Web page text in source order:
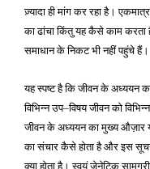
ज़्यादा ही मांग कर रहा है।
का ढांचा किंतु यह कैसे काम करता
समाधान के निकट भी नहीं पहुंचे हैं।
यह स्पष्ट है कि जीवन के अध्ययन
विभिन्न उप–विषय जीवन को
जीवन के अध्ययन का मुख्य औज़ार
का संचार कैसे होता है और इस सूचना
क्या होता है। स्वयं जेनेटिक